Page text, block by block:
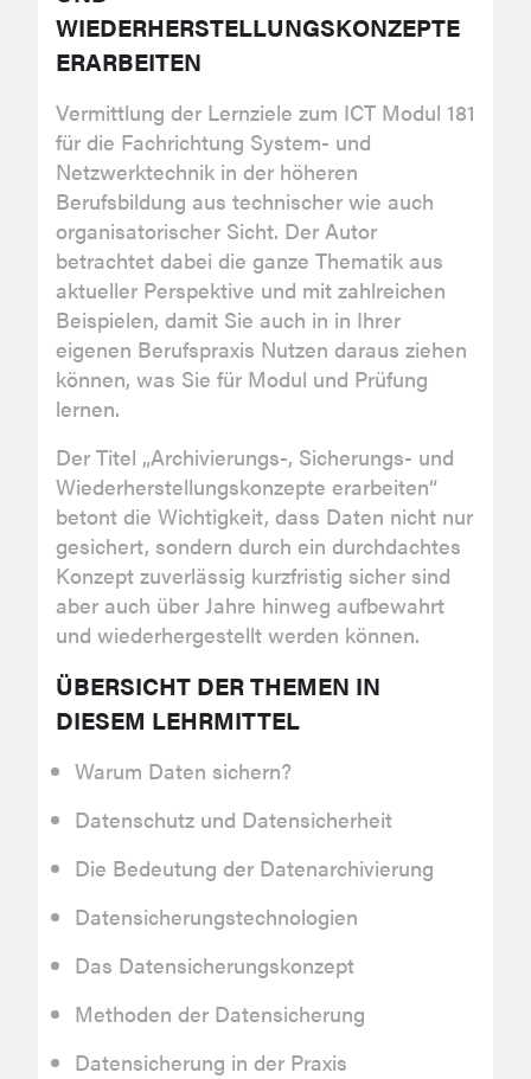
WIEDERHERSTELLUNGSKONZEPTE
ERARBEITEN
Vermittlung der Lernziele zum ICT Modul 181
für die Fachrichtung System- und
Netzwerktechnik in der höheren
Berufsbildung aus technischer wie auch
organisatorischer Sicht. Der Autor
betrachtet dabei die ganze Thematik aus
aktueller Perspektive und mit zahlreichen
Beispielen, damit Sie auch in in Ihrer
eigenen Berufspraxis Nutzen daraus ziehen
können, was Sie für Modul und Prüfung
lernen.
Der Titel „Archivierungs-, Sicherungs- und
Wiederherstellungskonzepte erarbeiten“
betont die Wichtigkeit, dass Daten nicht nur
gesichert, sondern durch ein durchdachtes
Konzept zuverlässig kurzfristig sicher sind
aber auch über Jahre hinweg aufbewahrt
und wiederhergestellt werden können.
ÜBERSICHT DER THEMEN IN
DIESEM LEHRMITTEL
Warum Daten sichern?
Datenschutz und Datensicherheit
Die Bedeutung der Datenarchivierung
Datensicherungstechnologien
Das Datensicherungskonzept
Methoden der Datensicherung
Datensicherung in der Praxis